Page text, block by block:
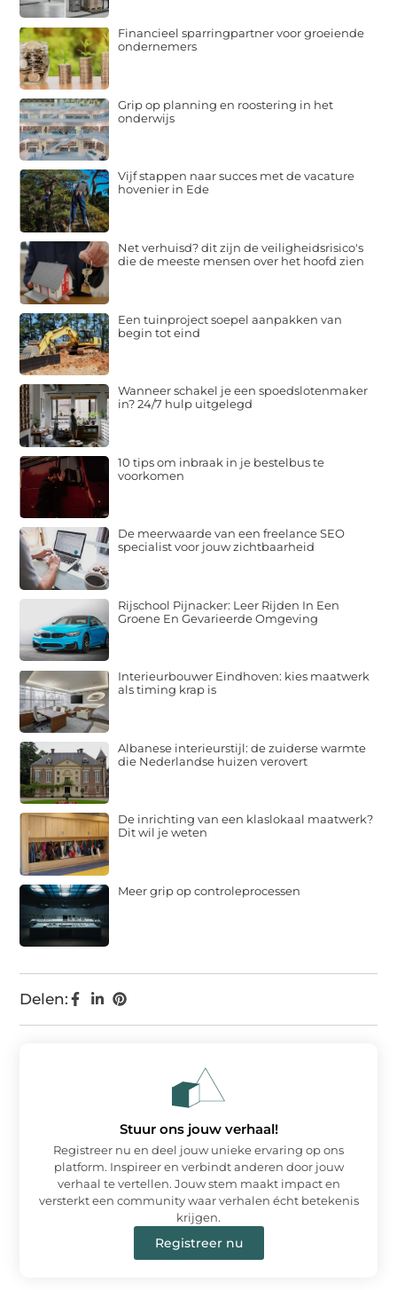
Delen:
Financieel sparringpartner voor groeiende
ondernemers
Grip op planning en roostering in het
onderwijs
Vijf stappen naar succes met de vacature
hovenier in Ede
Net verhuisd? dit zijn de veiligheidsrisico's
die de meeste mensen over het hoofd zien
Een tuinproject soepel aanpakken van
begin tot eind
Wanneer schakel je een spoedslotenmaker
in? 24/7 hulp uitgelegd
10 tips om inbraak in je bestelbus te
voorkomen
De meerwaarde van een freelance SEO
specialist voor jouw zichtbaarheid
Rijschool Pijnacker: Leer Rijden In Een
Groene En Gevarieerde Omgeving
Interieurbouwer Eindhoven: kies maatwerk
als timing krap is
Albanese interieurstijl: de zuiderse warmte
die Nederlandse huizen verovert
De inrichting van een klaslokaal maatwerk?
Dit wil je weten
Meer grip op controleprocessen
Stuur ons jouw verhaal!
Registreer nu en deel jouw unieke ervaring op ons
platform. Inspireer en verbindt anderen door jouw
verhaal te vertellen. Jouw stem maakt impact en
versterkt een community waar verhalen écht betekenis
krijgen.
Registreer nu